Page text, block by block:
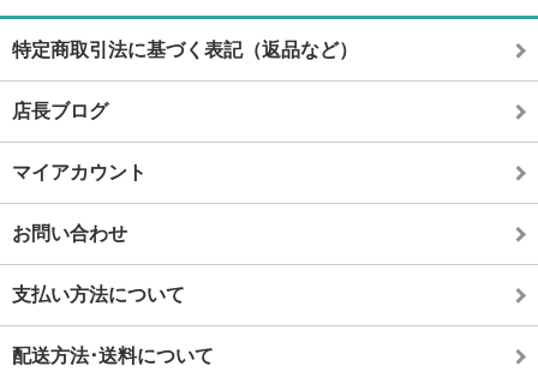
特定商取引法に基づく表記（返品など）
店長ブログ
マイアカウント
お問い合わせ
支払い方法について
配送方法･送料について